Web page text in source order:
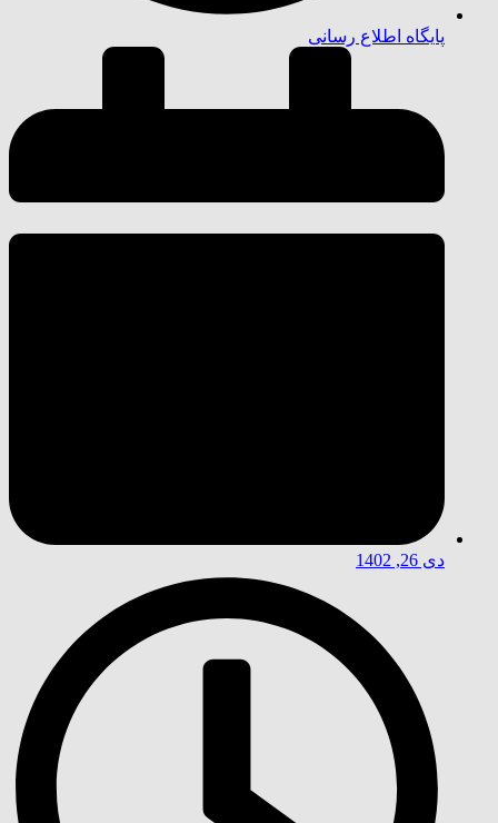
پایگاه اطلاع رسانی
دی 26, 1402